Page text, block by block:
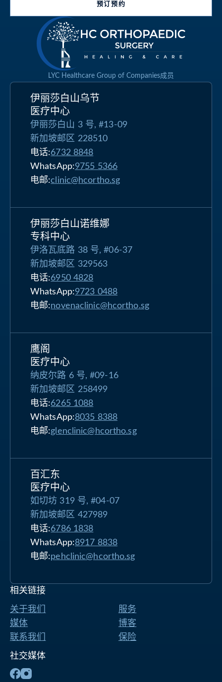
预订预约
LYC Healthcare Group of Companies成员
伊丽莎白山乌节
医疗中心
伊丽莎白山 3 号, #13-09
新加坡邮区 228510
电话:6732 8848
WhatsApp:9755 5366
电邮:clinic@hcortho.sg
伊丽莎白山诺维娜
专科中心
伊洛瓦底路 38 号, #06-37
新加坡邮区 329563
电话:6950 4828
WhatsApp:9723 0488
电邮:novenaclinic@hcortho.sg
鹰阁
医疗中心
纳皮尔路 6 号, #09-16
新加坡邮区 258499
电话:6265 1088
WhatsApp:8035 8388
电邮:glenclinic@hcortho.sg
百汇东
医疗中心
如切坊 319 号, #04-07
新加坡邮区 427989
电话:6786 1838
WhatsApp:8917 8838
电邮:pehclinic@hcortho.sg
相关链接
关于我们
服务
媒体
博客
联系我们
保险
社交媒体